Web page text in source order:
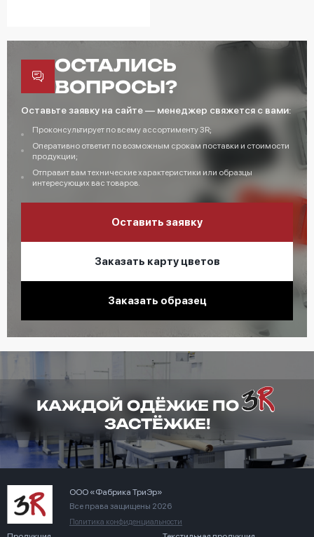
ОСТАЛИСЬ
ВОПРОСЫ?
Оставьте заявку на сайте — менеджер свяжется с вами:
Проконсультирует по всему ассортименту 3R;
Оперативно ответит по возможным срокам поставки и стоимости
продукции;
Отправит вам технические характеристики или образцы
интересующих вас товаров.
Оставить заявку
Заказать карту цветов
Заказать образец
КАЖДОЙ ОДЁЖКЕ ПО
ЗАСТЁЖКЕ!
ООО «Фабрика ТриЭр»
Все права защищены 2026
Политика конфиденциальности